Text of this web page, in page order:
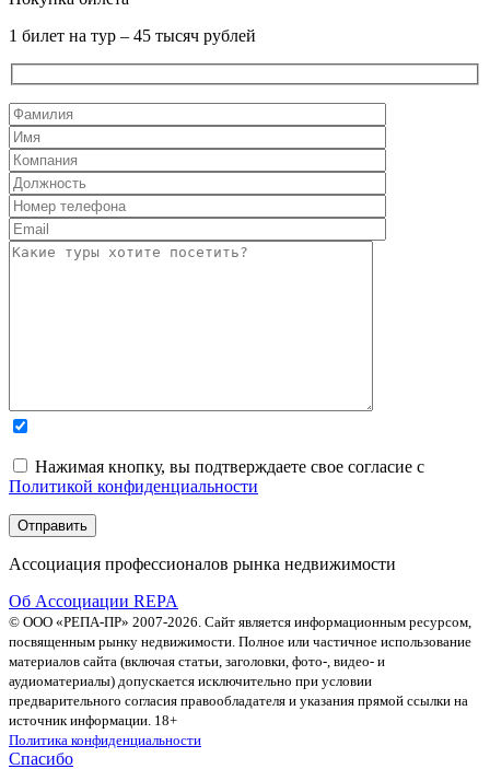
1 билет на тур – 45 тысяч рублей
Нажимая кнопку, вы подтверждаете свое согласие с
Политикой конфиденциальности
Ассоциация профессионалов рынка недвижимости
Об Ассоциации REPA
© ООО «РЕПА-ПР» 2007-2026. Сайт является информационным ресурсом,
посвященным рынку недвижимости. Полное или частичное использование
материалов сайта (включая статьи, заголовки, фото-, видео- и
аудиоматериалы) допускается исключительно при условии
предварительного согласия правообладателя и указания прямой ссылки на
источник информации. 18+
Политика конфиденциальности
Спасибо